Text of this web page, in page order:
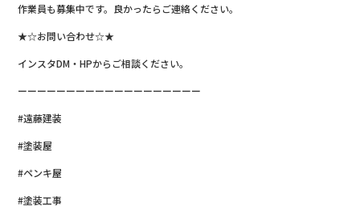
作業員も募集中です。良かったらご連絡ください。
★☆お問い合わせ☆★
インスタDM・HPからご相談ください。
ーーーーーーーーーーーーーーーーーーー
#遠藤建装
#塗装屋
#ペンキ屋
#塗装工事